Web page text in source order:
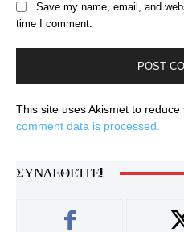
Save my name, email, and
time I comment.
This site uses Akismet to reduce
comment data is processed.
ΣΥΝΔΕΘΕΊΤΕ!